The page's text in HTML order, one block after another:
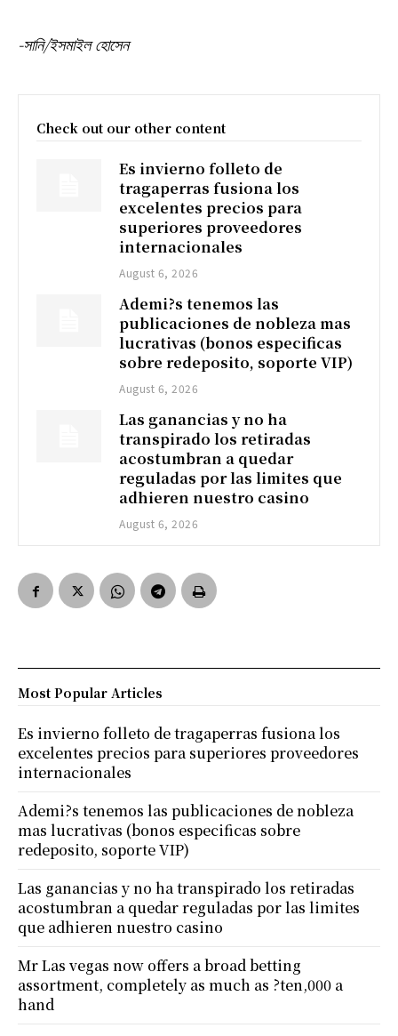
-সানি/ইসমাইল হোসেন
Check out our other content
Es invierno folleto de
tragaperras fusiona los
excelentes precios para
superiores proveedores
internacionales
August 6, 2026
Ademi?s tenemos las
publicaciones de nobleza mas
lucrativas (bonos especificas
sobre redeposito, soporte VIP)
August 6, 2026
Las ganancias y no ha
transpirado los retiradas
acostumbran a quedar
reguladas por las limites que
adhieren nuestro casino
August 6, 2026
Most Popular Articles
Es invierno folleto de tragaperras fusiona los
excelentes precios para superiores proveedores
internacionales
Ademi?s tenemos las publicaciones de nobleza
mas lucrativas (bonos especificas sobre
redeposito, soporte VIP)
Las ganancias y no ha transpirado los retiradas
acostumbran a quedar reguladas por las limites
que adhieren nuestro casino
Mr Las vegas now offers a broad betting
assortment, completely as much as ?ten,000 a
hand